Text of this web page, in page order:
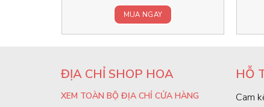
MUA NGAY
ĐỊA CHỈ SHOP HOA
XEM TOÀN BỘ ĐỊA CHỈ CỬA HÀNG
HỖ
Cam